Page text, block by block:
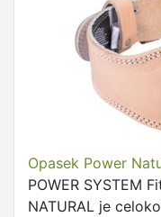
Opasek Power
POWER SYSTEM
NATURAL je